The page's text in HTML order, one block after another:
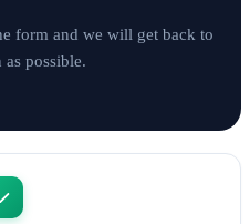
form and we will get back to
as possible.